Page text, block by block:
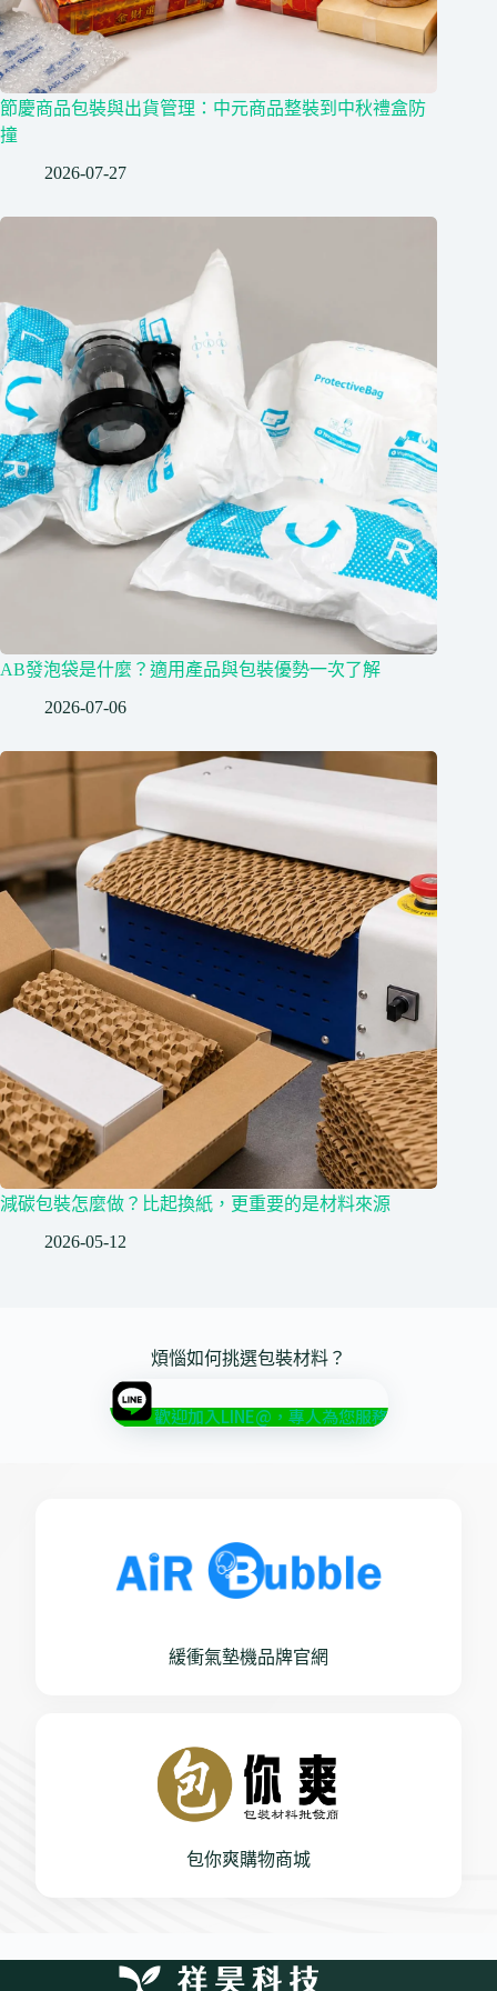
節慶商品包裝與出貨管理：中元商品整裝到中秋禮盒防
撞
2026-07-27
AB發泡袋是什麼？適用產品與包裝優勢一次了解
2026-07-06
減碳包裝怎麼做？比起換紙，更重要的是材料來源
2026-05-12
煩惱如何挑選包裝材料？
歡迎加入LINE@，專人為您服務
緩衝氣墊機品牌官網
包你爽購物商城